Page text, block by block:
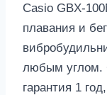
Casio GBX-
плавания и
любым углом.
гарантия 1